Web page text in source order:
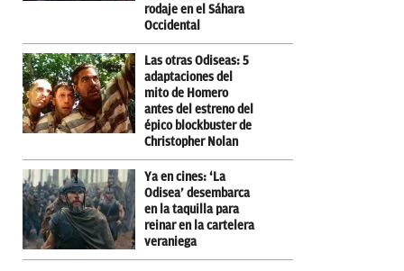
rodaje en el Sáhara
Occidental
Las otras Odiseas: 5
adaptaciones del
mito de Homero
antes del estreno del
épico blockbuster de
Christopher Nolan
Ya en cines: ‘La
Odisea’ desembarca
en la taquilla para
reinar en la cartelera
veraniega